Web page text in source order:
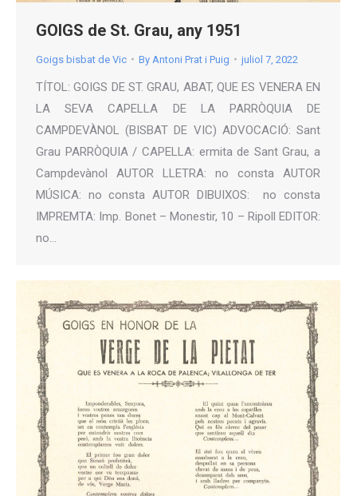
GOIGS de St. Grau, any 1951
Goigs bisbat de Vic By Antoni Prat i Puig juliol 7, 2022
TÍTOL: GOIGS DE ST. GRAU, ABAT, QUE ES VENERA EN
LA SEVA CAPELLA DE LA PARRÒQUIA DE
CAMPDEVÀNOL (BISBAT DE VIC) ADVOCACIÓ: Sant
Grau PARRÒQUIA / CAPELLA: ermita de Sant Grau, a
Campdevànol AUTOR LLETRA: no consta AUTOR
MÚSICA: no consta AUTOR DIBUIXOS: no consta
IMPREMTA: Imp. Bonet – Monestir, 10 – Ripoll EDITOR:
no…